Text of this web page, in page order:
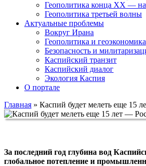
Геополитика конца XX —
Геополитика третьей волны
Актуальные проблемы
Вокруг Ирана
Геополитика и геоэкономика
Безопасность и
Каспийский транзит
Каспийский диалог
Экология Каспия
О портале
Главная » Каспий будет мелеть еще 15
За последний год глубина вод
глобальное потепление и